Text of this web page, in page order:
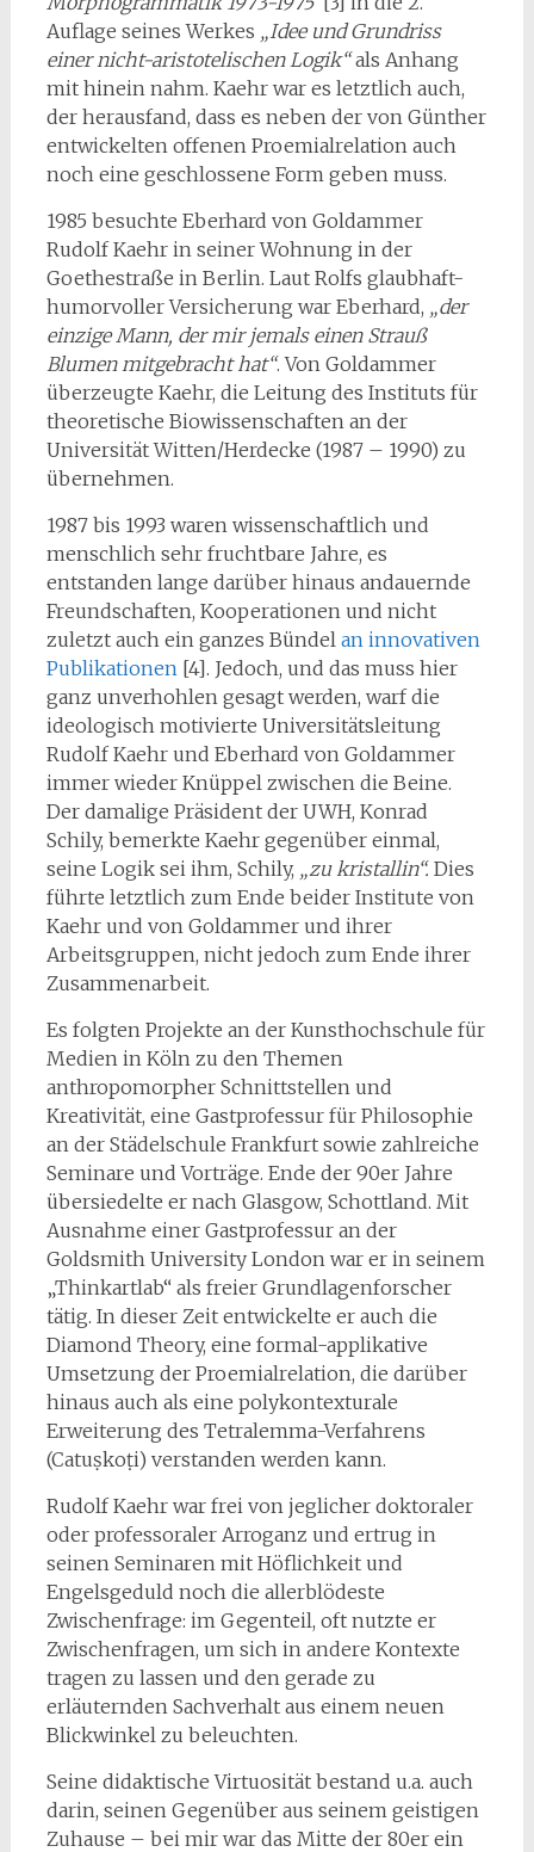
Auflage seines Werkes „Idee und Grundriss
einer nicht-aristotelischen Logik“als Anhang
mit hinein nahm. Kaehr war es letztlich auch,
der herausfand, dass es neben der von Günther
entwickelten offenen Proemialrelation auch
noch eine geschlossene Form geben muss.
1985 besuchte Eberhard von Goldammer
Rudolf Kaehr in seiner Wohnung in der
Goethestraße in Berlin. Laut Rolfs glaubhaft-
humorvoller Versicherung war Eberhard, „der
einzige Mann, der mir jemals einen Strauß
Blumen mitgebracht hat“. Von Goldammer
überzeugte Kaehr, die Leitung des Instituts für
theoretische Biowissenschaften an der
Universität Witten/Herdecke (1987 – 1990) zu
übernehmen.
1987 bis 1993 waren wissenschaftlich und
menschlich sehr fruchtbare Jahre, es
entstanden lange darüber hinaus andauernde
Freundschaften, Kooperationen und nicht
zuletzt auch ein ganzes Bündel an innovativen
Publikationen [4]. Jedoch, und das muss hier
ganz unverhohlen gesagt werden, warf die
ideologisch motivierte Universitätsleitung
Rudolf Kaehr und Eberhard von Goldammer
immer wieder Knüppel zwischen die Beine.
Der damalige Präsident der UWH, Konrad
Schily, bemerkte Kaehr gegenüber einmal,
seine Logik sei ihm, Schily, „zu kristallin“. Dies
führte letztlich zum Ende beider Institute von
Kaehr und von Goldammer und ihrer
Arbeitsgruppen, nicht jedoch zum Ende ihrer
Zusammenarbeit.
Es folgten Projekte an der Kunsthochschule für
Medien in Köln zu den Themen
anthropomorpher Schnittstellen und
Kreativität, eine Gastprofessur für Philosophie
an der Städelschule Frankfurt sowie zahlreiche
Seminare und Vorträge. Ende der 90er Jahre
übersiedelte er nach Glasgow, Schottland. Mit
Ausnahme einer Gastprofessur an der
Goldsmith University London war er in seinem
„Thinkartlab“ als freier Grundlagenforscher
tätig. In dieser Zeit entwickelte er auch die
Diamond Theory, eine formal-applikative
Umsetzung der Proemialrelation, die darüber
hinaus auch als eine polykontexturale
Erweiterung des Tetralemma-Verfahrens
(Catuṣkoṭi) verstanden werden kann.
Rudolf Kaehr war frei von jeglicher doktoraler
oder professoraler Arroganz und ertrug in
seinen Seminaren mit Höflichkeit und
Engelsgeduld noch die allerblödeste
Zwischenfrage: im Gegenteil, oft nutzte er
Zwischenfragen, um sich in andere Kontexte
tragen zu lassen und den gerade zu
erläuternden Sachverhalt aus einem neuen
Blickwinkel zu beleuchten.
Seine didaktische Virtuosität bestand u.a. auch
darin, seinen Gegenüber aus seinem geistigen
Zuhause – bei mir war das Mitte der 80er ein